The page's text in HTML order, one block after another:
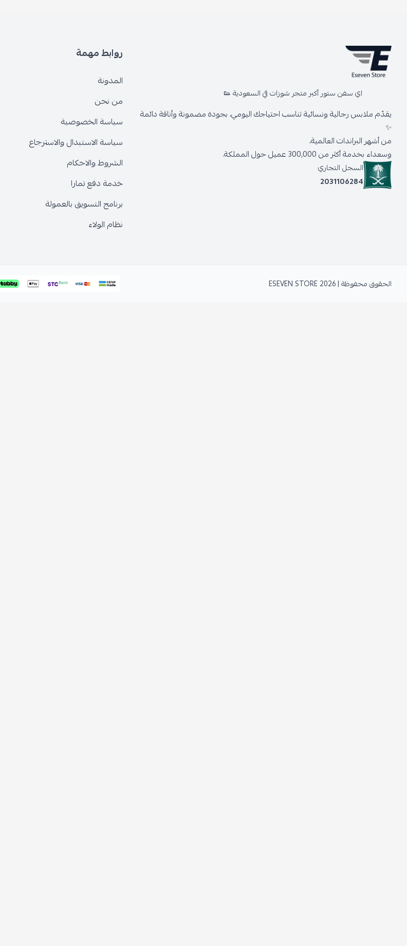
اي سفن ستور أكبر متجر شوزات في السعودية 👟
يقدّم ملابس رجالية ونسائية تناسب احتياجك اليومي، بجودة مضمونة وأناقة دائمة
✨
من أشهر البراندات العالمية،
وسعداء بخدمة أكثر من 300,000 عميل حول المملكة.
السجل التجاري
2031106284
روابط مهمة
المدونة
من نحن
سياسة الخصوصية
سياسة الاستبدال والاسترجاع
الشروط والاحكام
خدمة دفع تمارا
برنامج التسويق بالعمولة
نظام الولاء
الحقوق محفوظة | 2026 ESEVEN STORE